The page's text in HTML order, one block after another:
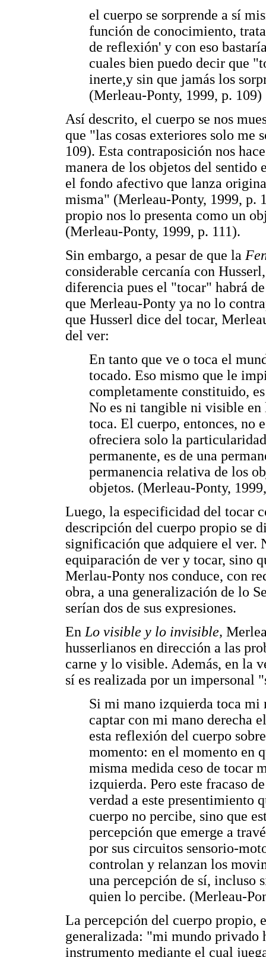
el cuerpo se sorprende a sí
función de conocimiento,
de reflexión' y con eso
cuales bien puedo decir que
inerte,y sin que jamás los
(Merleau-Ponty, 1999, p. 109)
Así descrito, el cuerpo se nos
que "las cosas exteriores solo me
109). Esta contraposición nos
manera de los objetos del sentido
el fondo afectivo que lanza
misma" (Merleau-Ponty, 1999, p.
propio nos lo presenta como un
(Merleau-Ponty, 1999, p. 111).
Sin embargo, a pesar de que la
considerable cercanía con
diferencia pues el "tocar" habrá
que Merleau-Ponty ya no lo
que Husserl dice del tocar,
del ver:
En tanto que ve o toca el
tocado. Eso mismo que le
completamente constituido,
No es ni tangible ni visible en
toca. El cuerpo, entonces, no
ofreciera solo la
permanente, es de una
permanencia relativa de los
objetos. (Merleau-Ponty,
Luego, la especificidad del tocar
descripción del cuerpo propio se
significación que adquiere el ver.
equiparación de ver y tocar, sino
Merlau-Ponty nos conduce, con
obra, a una generalización de lo
serían dos de sus expresiones.
En Lo visible y lo invisible,
husserlianos en dirección a las
carne y lo visible. Además, en la
sí es realizada por un impersonal
Si mi mano izquierda toca mi
captar con mi mano derecha
esta reflexión del cuerpo
momento: en el momento en
misma medida ceso de tocar
izquierda. Pero este fracaso
verdad a este presentimiento
cuerpo no percibe, sino que
percepción que emerge a
por sus circuitos sensorio-
controlan y relanzan los
una percepción de sí, incluso
quien lo percibe. (Merleau-
La percepción del cuerpo propio,
generalizada: "mi mundo privado
instrumento mediante el cual